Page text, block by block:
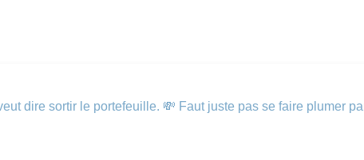
dire sortir le portefeuille. 💸 Faut juste pas se faire plumer